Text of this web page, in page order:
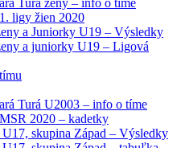
ligy žien 2020
a Juniorky U19 – Výsledky
a juniorky U19 – Ligová
Turá U2003 – info o tíme
2020 – kadetky
skupina Západ – Výsledky